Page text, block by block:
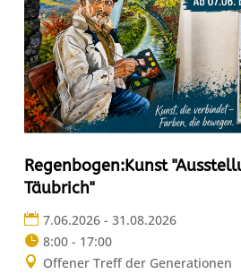
Regenbogen:Kunst
Täubrich"
7.06.2026 - 31.08.2026
8:00 - 17:00
Offener Treff der Generationen